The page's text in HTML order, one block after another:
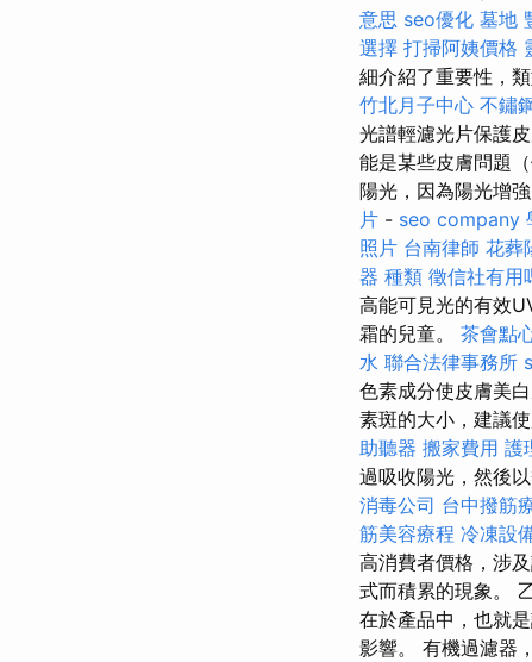
意思 seo優化 墓地
選擇 打掃阿姨價格
細介紹了重要性，
竹北月子中心 不鏽
光譜輕濾光片保護
能是某些皮膚問題
陽光，因為陽光增
片 - seo company
照片 台南律師 花葬
器 種類 徵信社有用
高能可見光的有效
霜的兒童。 茶會點
水 聯合法律事務所
色素成分使皮膚美白
素斑的大小，建議
助聽器 搬家費用 護
過吸收陽光，然後
消毒公司 台中撥筋
筋美容療程 冷凍設
高消費者價格，涉
式而積累的現象。
在於產品中，也就
影響。 有機過濾器